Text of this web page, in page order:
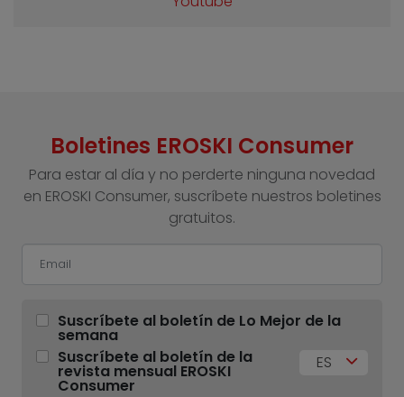
Boletines EROSKI Consumer
Para estar al día y no perderte ninguna novedad
en EROSKI Consumer, suscríbete nuestros boletines
gratuitos.
Suscríbete al boletín de Lo Mejor de la
semana
Suscríbete al boletín de la
revista mensual EROSKI
Consumer
ES